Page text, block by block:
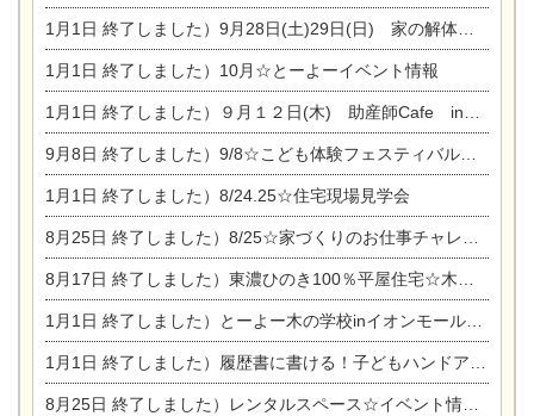
1月1日 終了しました）9月28日(土)29日(日) 家の解体なんでも相談会
1月1日 終了しました）10月☆とーよーイベント情報
1月1日 終了しました）９月１２日(木) 助産師Cafe in東陽住建
9月8日 終了しました）9/8☆こども体験フェスティバル☆一宮市民会館
1月1日 終了しました）8/24.25☆住宅現場見学会
8月25日 終了しました）8/25☆家づくりのお仕事チャレンジ
8月17日 終了しました）東濃ひのき100％平屋住宅☆木の家完成見学会
1月1日 終了しました）とーよー木の学校inイオンモール木曽川
1月1日 終了しました）履歴書に書ける！子どもハンドアロマ講座☆
8月25日 終了しました）レンタルスペース☆イベント情報☆チャイルドアロマセラピスト